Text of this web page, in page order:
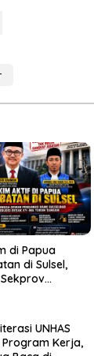
di Papua
di Sulsel,
UNHAS
Kerja,